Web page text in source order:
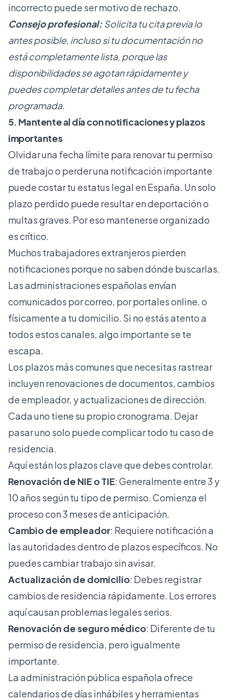
incorrecto puede ser motivo de rechazo.
Consejo profesional: Solicita tu cita previa lo
antes posible, incluso si tu documentación no
está completamente lista, porque las
disponibilidades se agotan rápidamente y
puedes completar detalles antes de tu fecha
programada.
5. Mantente al día con notificaciones y plazos
importantes
Olvidar una fecha límite para renovar tu permiso
de trabajo o perder una notificación importante
puede costar tu estatus legal en España. Un solo
plazo perdido puede resultar en deportación o
multas graves. Por eso mantenerse organizado
es crítico.
Muchos trabajadores extranjeros pierden
notificaciones porque no saben dónde buscarlas.
Las administraciones españolas envían
comunicados por correo, por portales online, o
físicamente a tu domicilio. Si no estás atento a
todos estos canales, algo importante se te
escapa.
Los plazos más comunes que necesitas rastrear
incluyen renovaciones de documentos, cambios
de empleador, y actualizaciones de dirección.
Cada uno tiene su propio cronograma. Dejar
pasar uno solo puede complicar todo tu caso de
residencia.
Aquí están los plazos clave que debes controlar.
Renovación de NIE o TIE: Generalmente entre 3 y
10 años según tu tipo de permiso. Comienza el
proceso con 3 meses de anticipación.
Cambio de empleador: Requiere notificación a
las autoridades dentro de plazos específicos. No
puedes cambiar trabajo sin avisar.
Actualización de domicilio: Debes registrar
cambios de residencia rápidamente. Los errores
aquí causan problemas legales serios.
Renovación de seguro médico: Diferente de tu
permiso de residencia, pero igualmente
importante.
La administración pública española ofrece
calendarios de días inhábiles y herramientas